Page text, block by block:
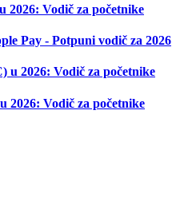
Vodič za početnike
Pay - Potpuni vodič za 2026
2026: Vodič za početnike
Vodič za početnike